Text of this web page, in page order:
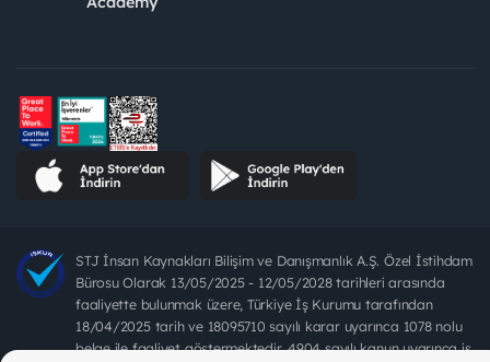
STJ İnsan Kaynakları Bilişim ve Danışmanlık A.Ş. Özel İstihdam
Bürosu Olarak 13/05/2025 - 12/05/2028 tarihleri arasında
faaliyette bulunmak üzere, Türkiye İş Kurumu tarafından
18/04/2025 tarih ve 18095710 sayılı karar uyarınca 1078 nolu
belge ile faaliyet göstermektedir. 4904 sayılı kanun uyarınca iş